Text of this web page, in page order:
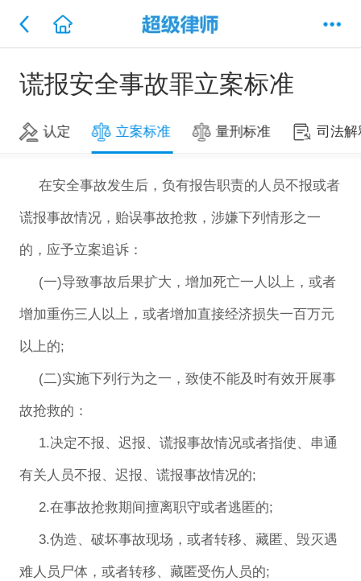
谎报安全事故罪立案标准
认定 立案标准 量刑标准 司法解
在安全事故发生后，负有报告职责的人员不报或者
谎报事故情况，贻误事故抢救，涉嫌下列情形之一
的，应予立案追诉：
(一)导致事故后果扩大，增加死亡一人以上，或者
增加重伤三人以上，或者增加直接经济损失一百万元
以上的;
(二)实施下列行为之一，致使不能及时有效开展事
故抢救的：
1.决定不报、迟报、谎报事故情况或者指使、串通
有关人员不报、迟报、谎报事故情况的;
2.在事故抢救期间擅离职守或者逃匿的;
3.伪造、破坏事故现场，或者转移、藏匿、毁灭遇
难人员尸体，或者转移、藏匿受伤人员的;